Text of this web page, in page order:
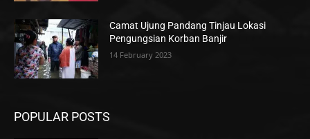
Camat Ujung Pandang Tinjau Lokasi
Pengungsian Korban Banjir
14 February 2023
POPULAR POSTS